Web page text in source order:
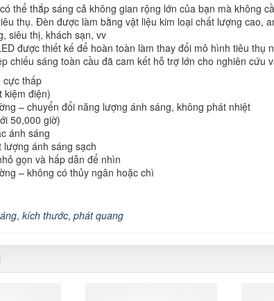
thể thắp sáng cả không gian rộng lớn của bạn mà không
thụ. Đèn được làm bằng vật liệu kim loại chất lượng cao,
siêu thị, khách sạn, vv
được thiết kế để hoàn toàn làm thay đổi mô hình tiêu
chiếu sáng toàn cầu đã cam kết hỗ trợ lớn cho nghiên cứu
cực thấp
kiệm điện)
– chuyển đổi năng lượng ánh sáng, không phát nhiệt
50,000 giờ)
ánh sáng
ánh sáng sạch
gọn và hấp dẫn để nhìn
– không có thủy ngân hoặc chì
, kích thước, phát quang